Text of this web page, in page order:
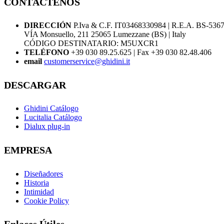
DIRECCIÓN P.Iva & C.F. IT03468330984 | R.E.A. BS-
VÍA Monsuello, 211 25065 Lumezzane (BS) | Italy
CÓDIGO DESTINATARIO: M5UXCR1
TELÉFONO +39 030 89.25.625 | Fax +39 030 82.48.406
email customerservice@ghidini.it
DESCARGAR
Ghidini Catálogo
Lucitalia Catálogo
Dialux plug-in
EMPRESA
Diseñadores
Historia
Intimidad
Cookie Policy